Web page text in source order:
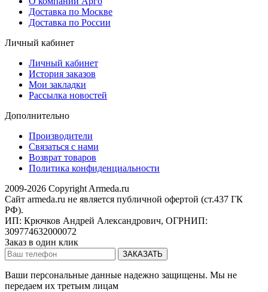
Доставка по Москве
Доставка по России
Личный кабинет
Личный кабинет
История заказов
Мои закладки
Рассылка новостей
Дополнительно
Производители
Связаться с нами
Возврат товаров
Политика конфиденциальности
2009-2026 Copyright Armeda.ru
Сайт armeda.ru не является публичной офертой (ст.437 ГК
РФ).
ИП: Крючков Андрей Александрович, ОГРНИП:
309774632000072
Заказ в один клик
Ваши персональные данные надежно защищены. Мы не
передаем их третьим лицам